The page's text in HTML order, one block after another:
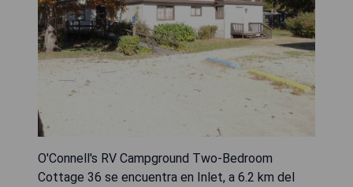
O'Connell's RV Campground Two-Bedroom
Cottage 36 se encuentra en Inlet, a 6.2 km del